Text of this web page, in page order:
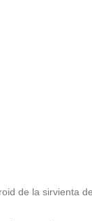
de la sirvienta